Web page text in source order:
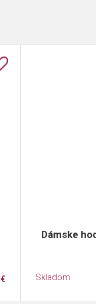
€
Dámske
Skladom